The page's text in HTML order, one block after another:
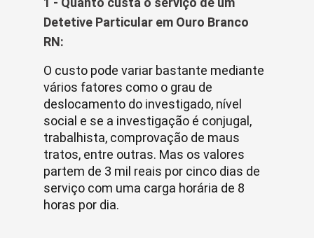
Detetive Particular em Ouro Branco
RN:
O custo pode variar bastante mediante
vários fatores como o grau de
deslocamento do investigado, nível
social e se a investigação é conjugal,
trabalhista, comprovação de maus
tratos, entre outras. Mas os valores
partem de 3 mil reais por cinco dias de
serviço com uma carga horária de 8
horas por dia.